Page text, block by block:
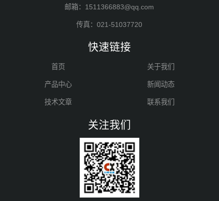
邮箱：1511366883@qq.com
传真：021-51037720
快速链接
首页 关于我们
产品中心 新闻动态
技术文章 联系我们
关注我们